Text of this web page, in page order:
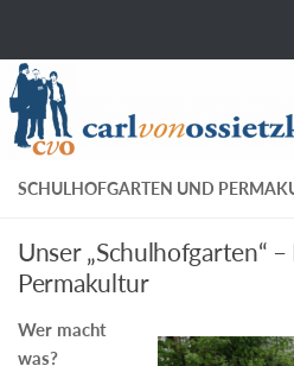
SCHULHOFGARTEN UND
Unser „Schulhofgarten“
Permakultur
Wer macht
was?